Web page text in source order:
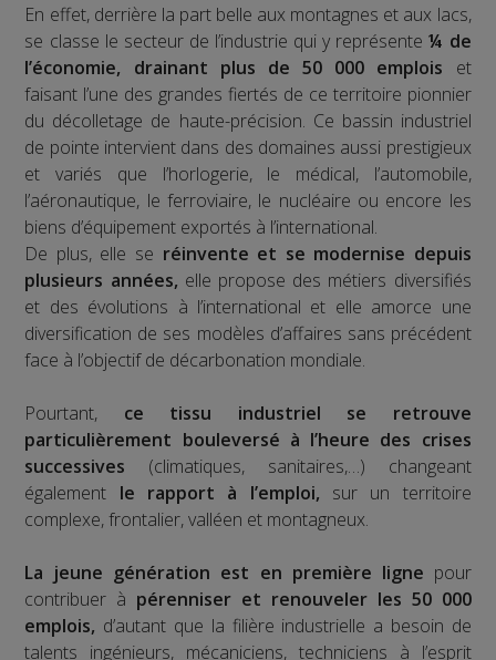
En effet, derrière la part belle aux montagnes et aux lacs,
se classe le secteur de l’industrie qui y représente¼ de
l’économie, drainant plus de 50 000 emplois et
faisant l’une des grandes fiertés de ce territoire pionnier
du décolletage de haute-précision. Ce bassin industriel
de pointe intervient dans des domaines aussi prestigieux
et variés que l’horlogerie, le médical, l’automobile,
l’aéronautique, le ferroviaire, le nucléaire ou encore les
biens d’équipement exportés à l’international.
De plus, elle se réinvente et se modernise depuis
plusieurs années, elle propose des métiers diversifiés
et des évolutions à l’international et elle amorce une
diversification de ses modèles d’affaires sans précédent
face à l’objectif de décarbonation mondiale.
Pourtant, ce tissu industriel se retrouve
particulièrement bouleversé à l’heure des crises
successives (climatiques, sanitaires,…) changeant
également le rapport à l’emploi, sur un territoire
complexe, frontalier, valléen et montagneux.
La jeune génération est en première ligne pour
contribuer à pérenniser et renouveler les 50 000
emplois, d’autant que la filière industrielle a besoin de
talents ingénieurs, mécaniciens, techniciens à l’esprit